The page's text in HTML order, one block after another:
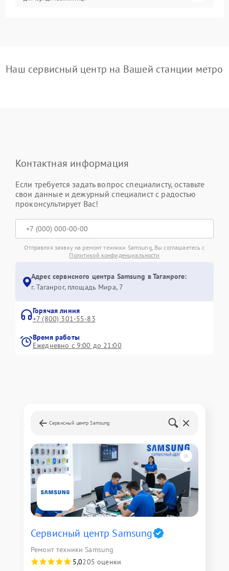
Наш сервисный центр на Вашей станции метро
Контактная информация
Если требуется задать вопрос специалисту, оставьте
свои данные и дежурный специалист с радостью
проконсультирует Вас!
Отправляя заявку на ремонт техники Samsung, Вы соглашаетесь с
Политикой конфиденциальности
Адрес сервисного центра Samsung в Таганроге:
г. Таганрог, площадь Мира, 7
Горячая линия
+7 (800) 301-55-83
Время работы
Ежедневно с 9:00 до 21:00
Сервисный центр Samsung
Сервисный центр Samsung
Ремонт техники Samsung
5,0205 оценки